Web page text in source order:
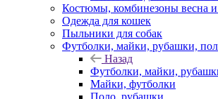
Костюмы, комбинезоны весна и
Одежда для кошек
Пыльники для собак
Футболки, майки, рубашки,
Назад
Футболки, майки,
Майки, футболки
Поло, рубашки